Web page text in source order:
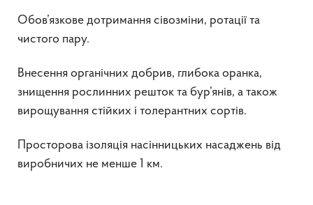
Обов’язкове дотримання сівозміни, ротації та
чистого пару.
Внесення органічних добрив, глибока оранка,
знищення рослинних решток та бур’янів, а також
вирощування стійких і толерантних сортів.
Просторова ізоляція насінницьких насаджень від
виробничих не менше 1 км.